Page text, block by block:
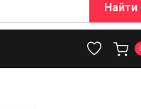
Найти